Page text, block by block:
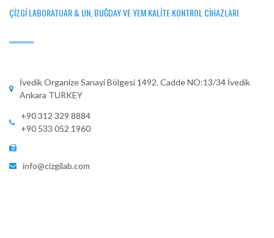
ÇIZGI LABORATUAR & UN, BUĞDAY VE YEM KALITE KONTROL CIHAZLARI
İvedik Organize Sanayi Bölgesi 1492. Cadde NO:13/34 İvedik
Ankara TURKEY
+90 312 329 8884
+90 533 052 1960
info@cizgilab.com